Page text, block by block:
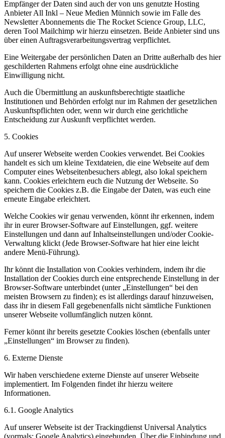
Empfänger der Daten sind auch der von uns genutzte Hosting
Anbieter All Inkl – Neue Medien Münnich sowie im Falle des
Newsletter Abonnements die The Rocket Science Group, LLC,
deren Tool Mailchimp wir hierzu einsetzen. Beide Anbieter sind uns
über einen Auftragsverarbeitungsvertrag verpflichtet.
Eine Weitergabe der persönlichen Daten an Dritte außerhalb des hier
geschilderten Rahmens erfolgt ohne eine ausdrückliche
Einwilligung nicht.
Auch die Übermittlung an auskunftsberechtigte staatliche
Institutionen und Behörden erfolgt nur im Rahmen der gesetzlichen
Auskunftspflichten oder, wenn wir durch eine gerichtliche
Entscheidung zur Auskunft verpflichtet werden.
5. Cookies
Auf unserer Webseite werden Cookies verwendet. Bei Cookies
handelt es sich um kleine Textdateien, die eine Webseite auf dem
Computer eines Webseitenbesuchers ablegt, also lokal speichern
kann. Cookies erleichtern euch die Nutzung der Webseite. So
speichern die Cookies z.B. die Eingabe der Daten, was euch eine
erneute Eingabe erleichtert.
Welche Cookies wir genau verwenden, könnt ihr erkennen, indem
ihr in eurer Browser-Software auf Einstellungen, ggf. weitere
Einstellungen und dann auf Inhaltseinstellungen und/oder Cookie-
Verwaltung klickt (Jede Browser-Software hat hier eine leicht
andere Menü-Führung).
Ihr könnt die Installation von Cookies verhindern, indem ihr die
Installation der Cookies durch eine entsprechende Einstellung in der
Browser-Software unterbindet (unter „Einstellungen“ bei den
meisten Browsern zu finden); es ist allerdings darauf hinzuweisen,
dass ihr in diesem Fall gegebenenfalls nicht sämtliche Funktionen
unserer Webseite vollumfänglich nutzen könnt.
Ferner könnt ihr bereits gesetzte Cookies löschen (ebenfalls unter
„Einstellungen“ im Browser zu finden).
6. Externe Dienste
Wir haben verschiedene externe Dienste auf unserer Webseite
implementiert. Im Folgenden findet ihr hierzu weitere
Informationen.
6.1. Google Analytics
Auf unserer Webseite ist der Trackingdienst Universal Analytics
(vormals: Google Analytics) eingebunden. Über die Einbindung und